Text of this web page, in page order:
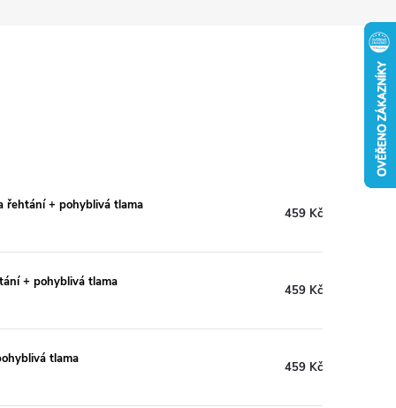
řehtání + pohyblivá tlama
459 Kč
+ pohyblivá tlama
459 Kč
tlama
459 Kč